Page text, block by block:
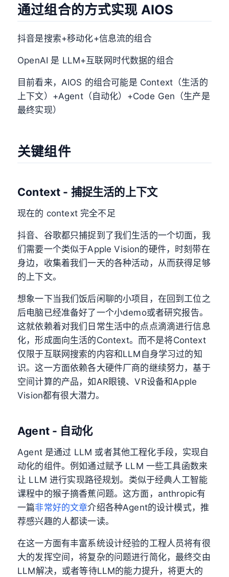
通过组合的方式实现 AIOS
抖音是搜索+移动化+信息流的组合
OpenAI 是 LLM+互联网时代数据的组合
目前看来，AIOS 的组合可能是 Context（生活的
上下文）+Agent（自动化）+Code Gen（生产是
最终实现）
关键组件
Context - 捕捉生活的上下文
现在的 context 完全不足
抖音、谷歌都只捕捉到了我们生活的一个切面，我
们需要一个类似于Apple Vision的硬件，时刻带在
身边，收集着我们一天的各种活动，从而获得足够
的上下文。
想象一下当我们饭后闲聊的小项目，在回到工位之
后电脑已经准备好了一个小demo或者研究报告。
这就依赖着对我们日常生活中的点点滴滴进行信息
化，形成面向生活的Context。而不是将Context
仅限于互联网搜索的内容和LLM自身学习过的知
识。这一方面依赖各大硬件厂商的继续努力，基于
空间计算的产品，如AR眼镜、VR设备和Apple
Vision都有很大潜力。
Agent - 自动化
Agent 是通过 LLM 或者其他工程化手段，实现自
动化的组件。例如通过赋予 LLM 一些工具函数来
让 LLM 进行实现路径规划。类似于经典人工智能
课程中的猴子摘香蕉问题。这方面，anthropic有
一篇非常好的文章介绍各种Agent的设计模式，推
荐感兴趣的人都读一读。
在这一方面有丰富系统设计经验的工程人员将有很
大的发挥空间，将复杂的问题进行简化，最终交由
LLM解决，或者等待LLM的能力提升，将更大的